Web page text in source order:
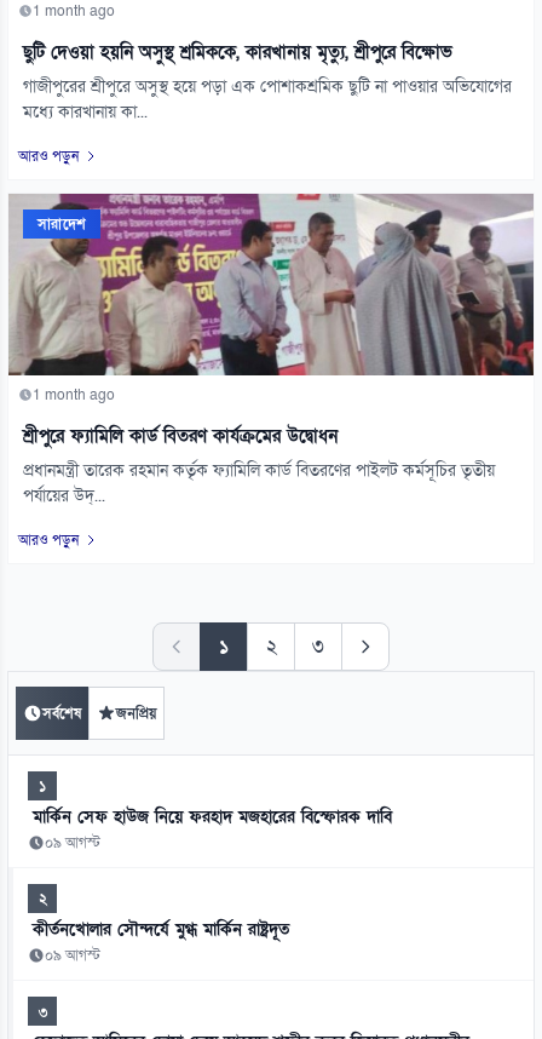
1 month ago
ছুটি দেওয়া হয়নি অসুস্থ শ্রমিককে, কারখানায় মৃত্যু, শ্রীপুরে বিক্ষোভ
গাজীপুরের শ্রীপুরে অসুস্থ হয়ে পড়া এক পোশাকশ্রমিক ছুটি না পাওয়ার অভিযোগের
মধ্যে কারখানায় কা...
আরও পড়ুন
সারাদেশ
1 month ago
শ্রীপুরে ফ্যামিলি কার্ড বিতরণ কার্যক্রমের উদ্বোধন
প্রধানমন্ত্রী তারেক রহমান কর্তৃক ফ্যামিলি কার্ড বিতরণের পাইলট কর্মসূচির তৃতীয়
পর্যায়ের উদ্...
আরও পড়ুন
১ ২ ৩
সর্বশেষ জনপ্রিয়
১
মার্কিন সেফ হাউজ নিয়ে ফরহাদ মজহারের বিস্ফোরক দাবি
০৯ আগস্ট
২
কীর্তনখোলার সৌন্দর্যে মুগ্ধ মার্কিন রাষ্ট্রদূত
০৯ আগস্ট
৩